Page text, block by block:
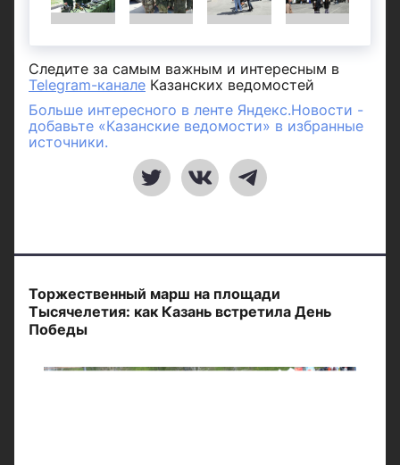
Следите за самым важным и интересным в
Telegram-канале Казанских ведомостей
Больше интересного в ленте Яндекс.Новости -
добавьте «Казанские ведомости» в избранные
источники.
Торжественный марш на площади
Тысячелетия: как Казань встретила День
Победы